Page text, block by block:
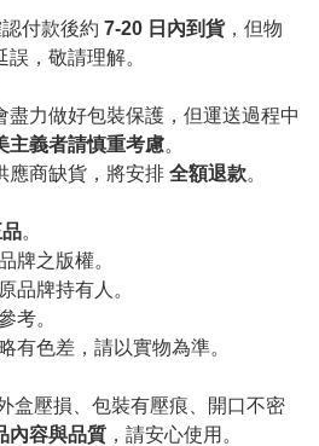
付款後約 7-20 日內到貨，但物
，敬請理解。
盡力做好包裝保護，但運送過程中
主義者請慎重考慮。
應商缺貨，將安排 全額退款。
。
牌之版權。
品牌持有人。
考。
有色差，請以實物為準。
盒壓損、包裝有壓痕、開口不密
內容與品質 ，請安心使用。